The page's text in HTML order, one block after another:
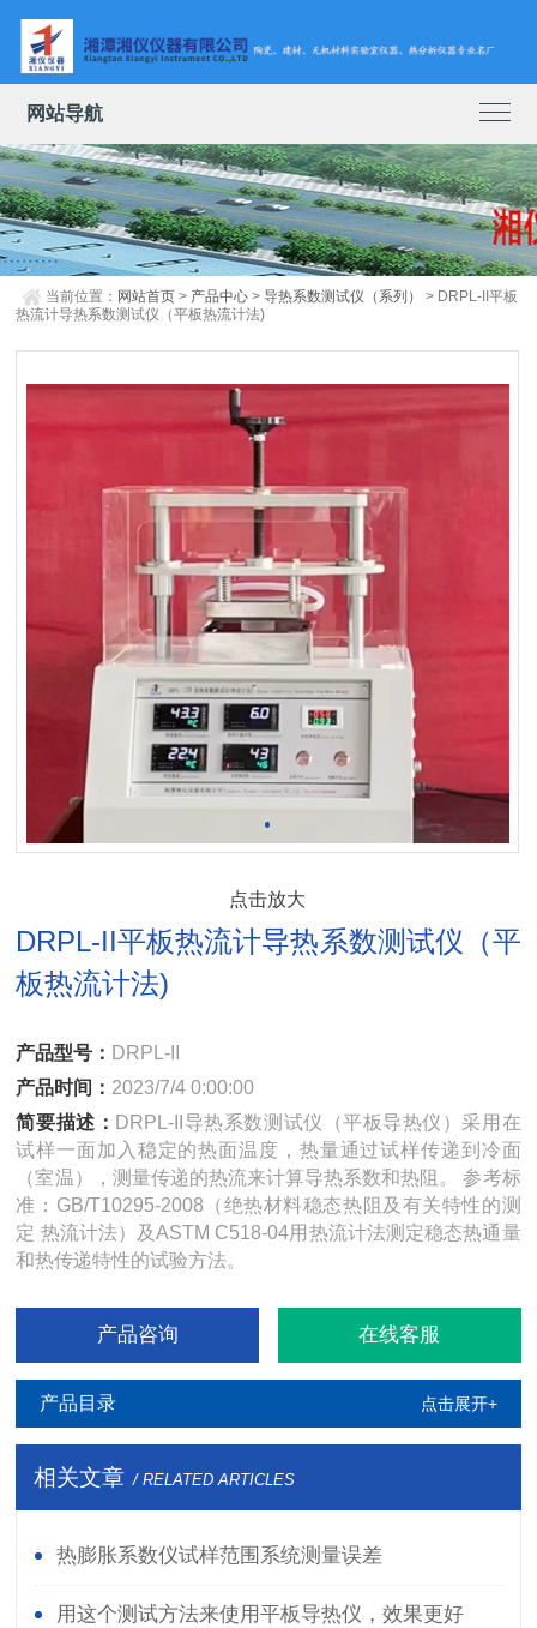
网站导航
当前位置： 网站首页 > 产品中心 >导热系数测试仪（系列）
> DRPL-II平板
热流计导热系数测试仪（平板热流计法)
点击放大
DRPL-II平板热流计导热系数测试仪（平
板热流计法)
产品型号： DRPL-II
产品时间： 2023/7/4 0:00:00
简要描述： DRPL-II导热系数测试仪（平板导热仪）采用在
试样一面加入稳定的热面温度，热量通过试样传递到冷面
（室温），测量传递的热流来计算导热系数和热阻。 参考标
准：GB/T10295-2008（绝热材料稳态热阻及有关特性的测
定 热流计法）及ASTM C518-04用热流计法测定稳态热通量
和热传递特性的试验方法。
产品咨询 在线客服
产品目录 点击展开+
相关文章 / RELATED ARTICLES
热膨胀系数仪试样范围系统测量误差
用这个测试方法来使用平板导热仪，效果更好